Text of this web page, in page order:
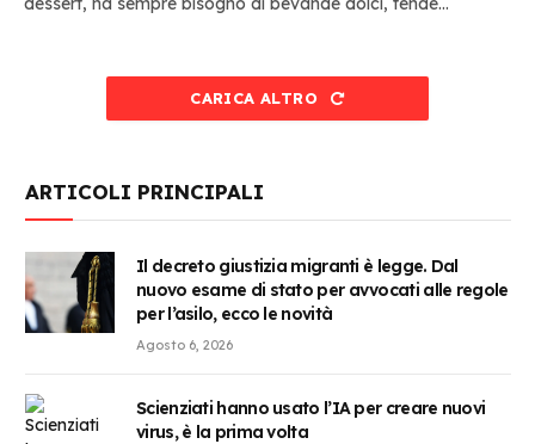
CARICA ALTRO
ARTICOLI PRINCIPALI
Il decreto giustizia migranti è legge. Dal
nuovo esame di stato per avvocati alle regole
per l’asilo, ecco le novità
Agosto 6, 2026
Scienziati hanno usato l’IA per creare nuovi
virus, è la prima volta